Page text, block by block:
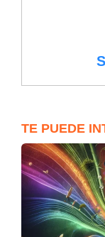
TE PUEDE